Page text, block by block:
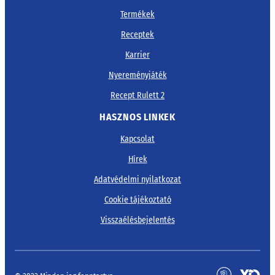
Termékek
Receptek
Karrier
Nyereményjáték
Recept Rulett 2
HASZNOS LINKEK
Kapcsolat
Hírek
Adatvédelmi nyilatkozat
Cookie tájékoztató
Visszaélésbejelentés